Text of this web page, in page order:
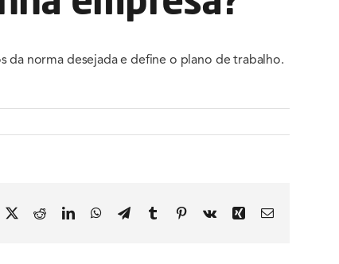
norma desejada e define o plano de trabalho.
X RedditLinkedInWhatsApp
TelegramTumblrPinterestVk Xing Email